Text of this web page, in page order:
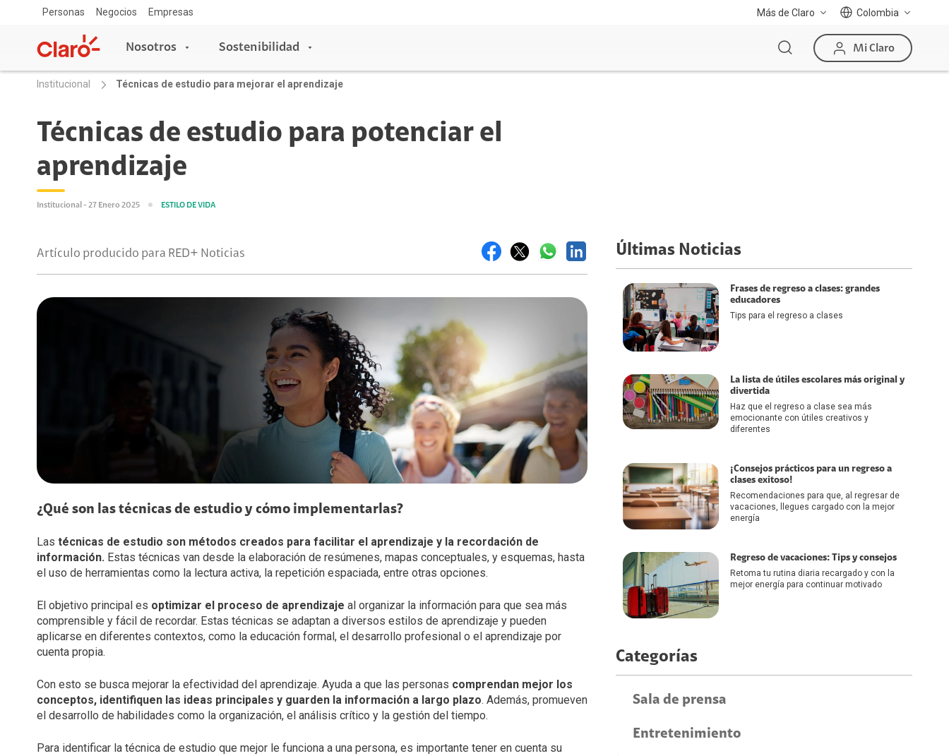
Personas Negocios Empresas Más de Claro Colombia
Nosotros
Sala de prensa
Blog Claro
5G
Legal y regulatorio
Código de Ética América Móvil
Sostenibilidad
Acceso y Educación
Escuelas conectadas
Travesía por Colombia
Mi Claro
Institucional Técnicas de estudio para mejorar el aprendizaje
Técnicas de estudio para potenciar el
aprendizaje
Institucional - 27 Enero 2025 ESTILO DE VIDA
Artículo producido para RED+ Noticias
¿Qué son las técnicas de estudio y cómo implementarlas?
Las técnicas de estudio son métodos creados para facilitar el aprendizaje y la recordación de
información. Estas técnicas van desde la elaboración de resúmenes, mapas conceptuales, y esquemas, hasta
el uso de herramientas como la lectura activa, la repetición espaciada, entre otras opciones.
El objetivo principal es optimizar el proceso de aprendizaje al organizar la información para que sea más
comprensible y fácil de recordar. Estas técnicas se adaptan a diversos estilos de aprendizaje y pueden
aplicarse en diferentes contextos, como la educación formal, el desarrollo profesional o el aprendizaje por
cuenta propia.
Con esto se busca mejorar la efectividad del aprendizaje. Ayuda a que las personas comprendan mejor los
conceptos, identifiquen las ideas principales y guarden la información a largo plazo. Además, promueven
el desarrollo de habilidades como la organización, el análisis crítico y la gestión del tiempo.
Para identificar la técnica de estudio que mejor le funciona a una persona, es importante tener en cuenta su
Últimas Noticias
Frases de regreso a clases: grandes
educadores
Tips para el regreso a clases
La lista de útiles escolares más original y
divertida
Haz que el regreso a clase sea más
emocionante con útiles creativos y
diferentes
¡Consejos prácticos para un regreso a
clases exitoso!
Recomendaciones para que, al regresar de
vacaciones, llegues cargado con la mejor
energía
Regreso de vacaciones: Tips y consejos
Retoma tu rutina diaria recargado y con la
mejor energía para continuar motivado
Categorías
Sala de prensa
Entretenimiento